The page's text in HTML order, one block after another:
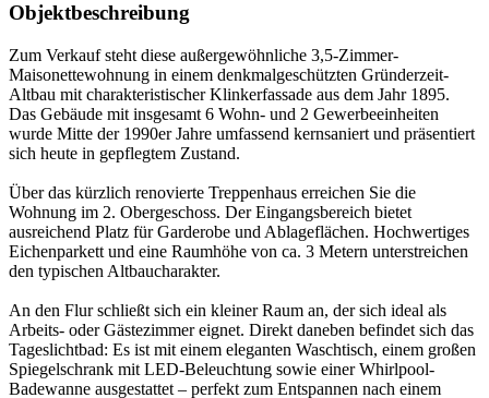
Objektbeschreibung
Zum Verkauf steht diese außergewöhnliche 3,5-Zimmer-
Maisonettewohnung in einem denkmalgeschützten Gründerzeit-
Altbau mit charakteristischer Klinkerfassade aus dem Jahr 1895.
Das Gebäude mit insgesamt 6 Wohn- und 2 Gewerbeeinheiten
wurde Mitte der 1990er Jahre umfassend kernsaniert und präsentiert
sich heute in gepflegtem Zustand.
Über das kürzlich renovierte Treppenhaus erreichen Sie die
Wohnung im 2. Obergeschoss. Der Eingangsbereich bietet
ausreichend Platz für Garderobe und Ablageflächen. Hochwertiges
Eichenparkett und eine Raumhöhe von ca. 3 Metern unterstreichen
den typischen Altbaucharakter.
An den Flur schließt sich ein kleiner Raum an, der sich ideal als
Arbeits- oder Gästezimmer eignet. Direkt daneben befindet sich das
Tageslichtbad: Es ist mit einem eleganten Waschtisch, einem großen
Spiegelschrank mit LED-Beleuchtung sowie einer Whirlpool-
Badewanne ausgestattet – perfekt zum Entspannen nach einem